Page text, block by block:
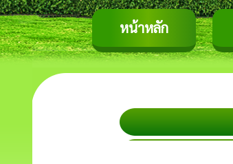
หน้าหลัก